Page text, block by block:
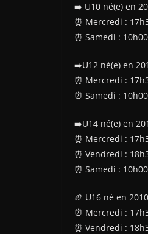
➡️ U10 né(e) en
⏰️ Mercredi :
⏰️ Samedi :
➡️U12 né(e) en
⏰️ Mercredi :
⏰️ Samedi :
➡️U14 né(e) en
⏰️ Mercredi :
⏰️ Vendredi :
⏰️ Samedi :
🏉 U16 né en
⏰️ Mercredi :
⏰️ Vendredi :